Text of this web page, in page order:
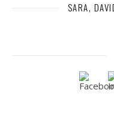
SARA,